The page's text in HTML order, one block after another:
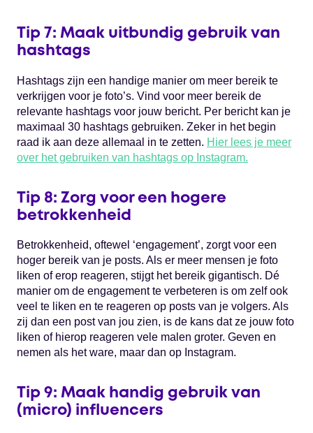
Tip 7: Maak uitbundig gebruik van
hashtags
Hashtags zijn een handige manier om meer bereik te
verkrijgen voor je foto’s. Vind voor meer bereik de
relevante hashtags voor jouw bericht. Per bericht kan je
maximaal 30 hashtags gebruiken. Zeker in het begin
raad ik aan deze allemaal in te zetten. Hier lees je meer
over het gebruiken van hashtags op Instagram.
Tip 8: Zorg voor een hogere
betrokkenheid
Betrokkenheid, oftewel ‘engagement’, zorgt voor een
hoger bereik van je posts. Als er meer mensen je foto
liken of erop reageren, stijgt het bereik gigantisch. Dé
manier om de engagement te verbeteren is om zelf ook
veel te liken en te reageren op posts van je volgers. Als
zij dan een post van jou zien, is de kans dat ze jouw foto
liken of hierop reageren vele malen groter. Geven en
nemen als het ware, maar dan op Instagram.
Tip 9: Maak handig gebruik van
(micro) influencers